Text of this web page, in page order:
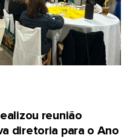
reunião
diretoria para o Ano